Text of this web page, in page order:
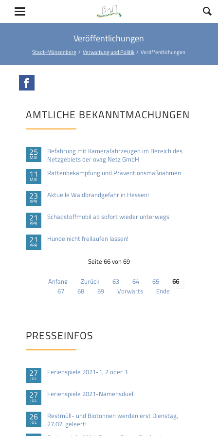
Veröffentlichungen
Stadt-Münzenberg Verwaltung und Politik Veröffentlichungen
AMTLICHE BEKANNTMACHUNGEN
25
MAI
Befahrung mit Kamerafahrzeugen im Bereich des
Netzgebiets der ovag Netz GmbH
11
MAI
Rattenbekämpfung und Präventionsmaßnahmen
23
APR
Aktuelle Waldbrandgefahr in Hessen!
21
APR
Schadstoffmobil ab sofort wieder unterwegs
21
APR
Hunde nicht freilaufen lassen!
Seite 66 von 69
Anfang Zurück 63 64 65
66
67
68 69 Vorwärts Ende
PRESSEINFOS
27
JUL
Ferienspiele 2021-1, 2 oder 3
27
JUL
Ferienspiele 2021-Namensduell
26
JUL
Restmüll- und Biotonnen werden erst Dienstag,
27.07. geleert!